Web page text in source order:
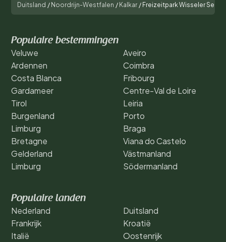
Duitsland / Noordrijn-Westfalen / Kalkar / Freizeitpark Wisseler See
Populaire bestemmingen
Veluwe
Ardennen
Costa Blanca
Gardameer
Tirol
Burgenland
Limburg
Bretagne
Gelderland
Limburg
Aveiro
Coimbra
Fribourg
Centre-Val de Loire
Leiria
Porto
Braga
Viana do Castelo
Västmanland
Södermanland
Populaire landen
Nederland
Frankrijk
Italië
Duitsland
Kroatië
Oostenrijk